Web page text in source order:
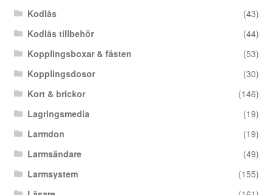
Kodlås
(43)
Kodlås tillbehör
(44)
Kopplingsboxar & fästen
(53)
Kopplingsdosor
(30)
Kort & brickor
(146)
Lagringsmedia
(19)
Larmdon
(19)
Larmsändare
(49)
Larmsystem
(155)